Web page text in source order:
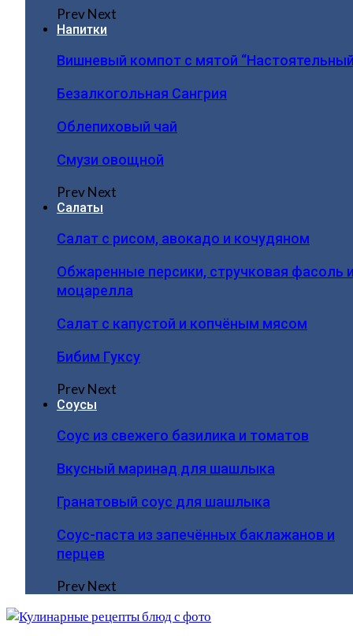
PrevNext
Напитки
Вишневый компот с мятой
Безалкогольная Сангрия
Облепиховый чай
Смузи овощной
PrevNext
Салаты
Салат с рисом, авокадо и кочудяном
Обжаренные персики, стручковая фасоль
моцарелла
Салат с капустой и копчёным мясом
Бибим Гуксу
PrevNext
Соусы
Соус из свежего базилика и томатов
Вкусный маринад для шашлыка
Гранатовый соус для шашлыка
Соус-паста из запечённых баклажанов и
перцев
PrevNext